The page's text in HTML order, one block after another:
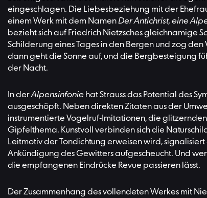
eingeschlagen. Die Liebesbeziehung mit der
einem Werk mit dem NamenDer Antichrist, eine
bezieht sich auf Friedrich Nietzsches gleichnamige
Schilderung eines Tages in den Bergen und zog
dann geht die Sonne auf, und die Bergbesteigung
der Nacht.
In derAlpensinfonie hat Strauss das Potential des
ausgeschöpft. Neben direkten Zitaten aus der
instrumentierte Vogelruf-Imitationen, die
Gipfelthema. Kunstvoll verbinden sich die
Leitmotiv der Tondichtung erweisen wird,
Ankündigung des Gewitters aufgescheucht. Und
die empfangenen Eindrücke Revue passieren lässt.
Der Zusammenhang des vollendeten Werkes mit